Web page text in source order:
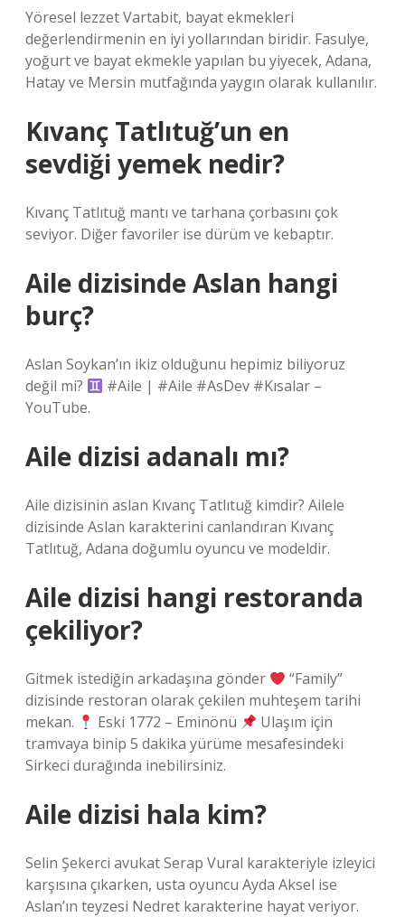
Yöresel lezzet Vartabit, bayat ekmekleri
değerlendirmenin en iyi yollarından biridir. Fasulye,
yoğurt ve bayat ekmekle yapılan bu yiyecek, Adana,
Hatay ve Mersin mutfağında yaygın olarak kullanılır.
Kıvanç Tatlıtuğ’un en
sevdiği yemek nedir?
Kıvanç Tatlıtuğ mantı ve tarhana çorbasını çok
seviyor. Diğer favoriler ise dürüm ve kebaptır.
Aile dizisinde Aslan hangi
burç?
Aslan Soykan’ın ikiz olduğunu hepimiz biliyoruz
değil mi?
#Aile | #Aile #AsDev #Kısalar –
YouTube.
Aile dizisi adanalı mı?
Aile dizisinin aslan Kıvanç Tatlıtuğ kimdir? Ailele
dizisinde Aslan karakterini canlandıran Kıvanç
Tatlıtuğ, Adana doğumlu oyuncu ve modeldir.
Aile dizisi hangi restoranda
çekiliyor?
Gitmek istediğin arkadaşına gönder
“Family”
dizisinde restoran olarak çekilen muhteşem tarihi
mekan.
Eski 1772 – Eminönü
Ulaşım için
tramvaya binip 5 dakika yürüme mesafesindeki
Sirkeci durağında inebilirsiniz.
Aile dizisi hala kim?
Selin Şekerci avukat Serap Vural karakteriyle izleyici
karşısına çıkarken, usta oyuncu Ayda Aksel ise
Aslan’ın teyzesi Nedret karakterine hayat veriyor.